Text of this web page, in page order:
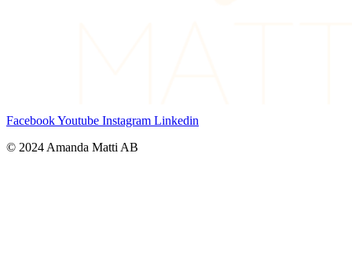
FacebookYoutube Instagram Linkedin
© 2024 Amanda Matti AB